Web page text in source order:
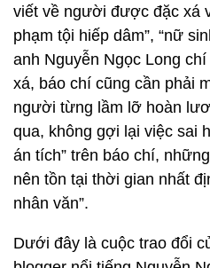
viết về người được đặc xá
phạm tội hiếp dâm”, “nữ
anh Nguyễn Ngọc Long
xá, báo chí cũng cần phải
người từng lầm lỡ hoàn
qua, không gợi lại việc sai
án tích” trên báo chí,
nên tồn tại thời gian nhất
nhân văn”.
Dưới đây là cuộc trao đổi